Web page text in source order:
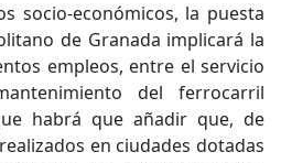
socio-económicos, la puesta
de Granada implicará la
empleos, entre el servicio
del ferrocarril
habrá que añadir que, de
en ciudades dotadas